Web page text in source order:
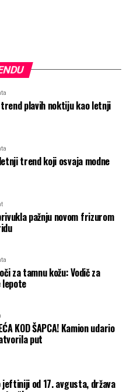
plavih noktiju kao letnji
trend koji osvaja modne
pažnju novom frizurom
za tamnu kožu: Vodič za
KOD ŠAPCA! Kamion udario
put
jeftiniji od 17. avgusta, država